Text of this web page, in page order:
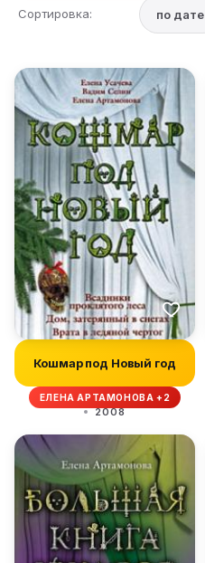
Сортировка: по дате
Кошмар под Новый год
ЕЛЕНА АРТАМОНОВА +2
2008